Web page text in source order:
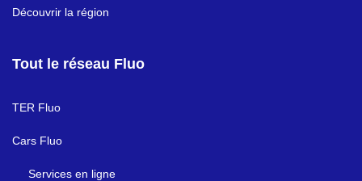
Découvrir la région
Tout le réseau Fluo
TER Fluo
Cars Fluo
Services en ligne